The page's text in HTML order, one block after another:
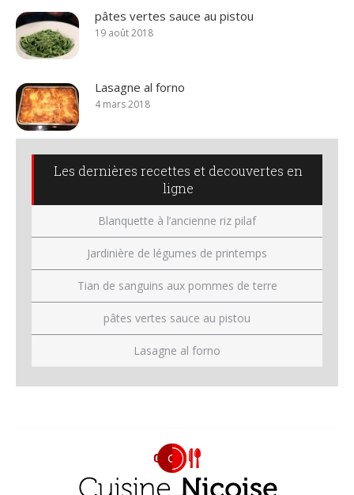
pâtes vertes sauce au pistou
19 août 2018
Lasagne al forno
4 mars 2018
Les dernières recettes et decouvertes en
ligne
Blanquette à l’ancienne riz pilaf
Jardinière de légumes de printemps
Tian de sanguins aux pommes de terre
pâtes vertes sauce au pistou
Lasagne al forno